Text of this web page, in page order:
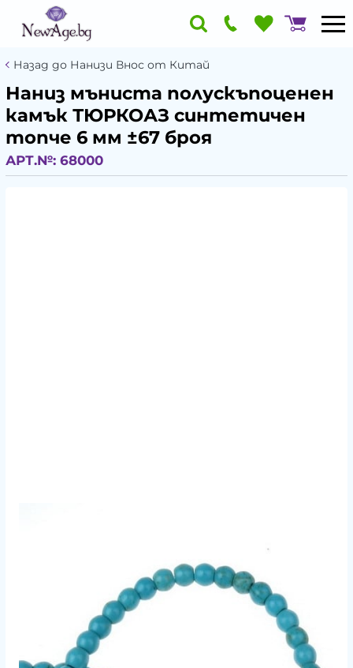
Назад до Нанизи Внос от Китай
Наниз мъниста полускъпоценен
камък ТЮРКОАЗ синтетичен
топче 6 мм ±67 броя
АРТ.№: 68000